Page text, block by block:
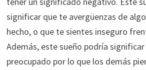
significar que te avergüenzas de
hecho, o que te sientes inseguro
Además, este sueño podría
preocupado por lo que los demás